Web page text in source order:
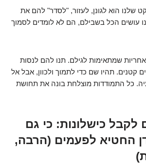
שלנו הוא לגונן, לעזור, "לסדר" להם את
עושים הכל בשבילם, הם לא לומדים לסמוך
שמתאימות לגילם. תנו להם לנסות
קטנים. תהיו שם כדי לתמוך ולכוון, אבל אל
כל התמודדות מוצלחת בונה את תחושת
כישלונות: כי גם
החטיא לפעמים (הרבה,